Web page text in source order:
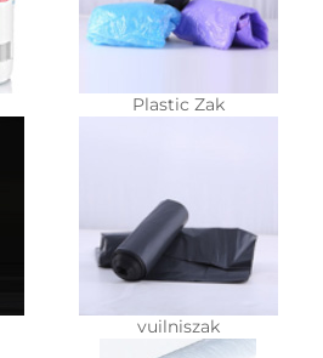
Plastic Zak
vuilniszak